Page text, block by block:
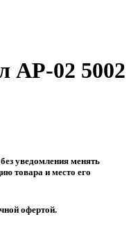
АР-02 5002
уведомления менять
товара и место его
офертой.